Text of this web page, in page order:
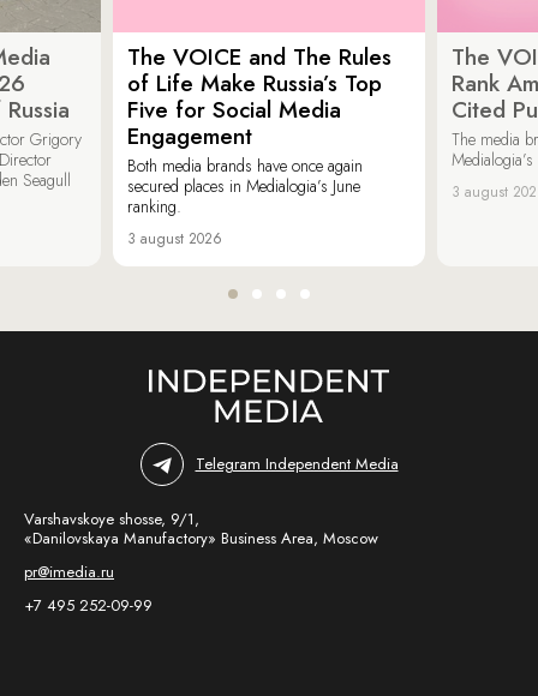
Grigory
Seagull
The VOICE and The Rules
of Life Make Russia’s Top
Five for Social Media
Engagement
Both media brands have once again
secured places in Medialogia’s June
ranking.
3 august 2026
The
Rank
Cited
The media
3 august
Telegram Independent Media
Varshavskoye shosse, 9/1,
«Danilovskaya Manufactory» Business Area, Moscow
pr@imedia.ru
+7 495 252-09-99